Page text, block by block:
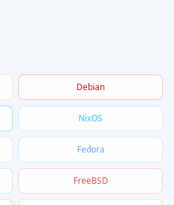
Debian
NixOS
Fedora
FreeBSD